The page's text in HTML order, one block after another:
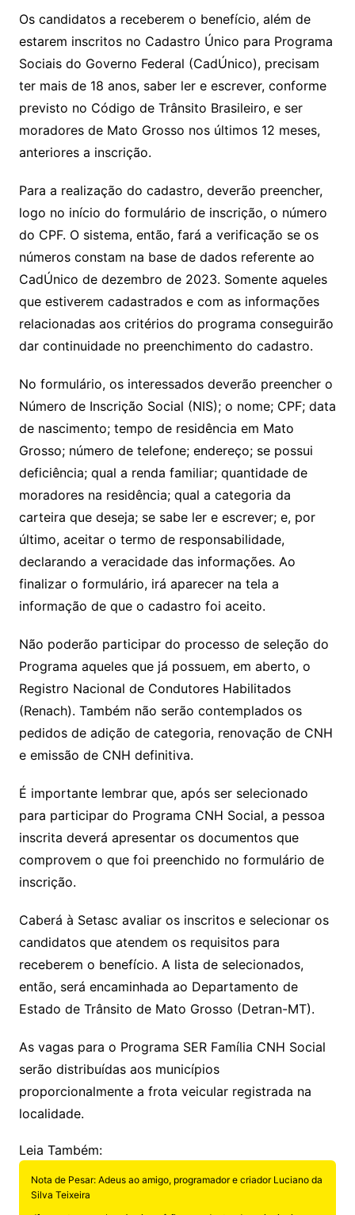
Os candidatos a receberem o benefício, além de
estarem inscritos no Cadastro Único para Programa
Sociais do Governo Federal (CadÚnico), precisam
ter mais de 18 anos, saber ler e escrever, conforme
previsto no Código de Trânsito Brasileiro, e ser
moradores de Mato Grosso nos últimos 12 meses,
anteriores a inscrição.
Para a realização do cadastro, deverão preencher,
logo no início do formulário de inscrição, o número
do CPF. O sistema, então, fará a verificação se os
números constam na base de dados referente ao
CadÚnico de dezembro de 2023. Somente aqueles
que estiverem cadastrados e com as informações
relacionadas aos critérios do programa conseguirão
dar continuidade no preenchimento do cadastro.
No formulário, os interessados deverão preencher o
Número de Inscrição Social (NIS); o nome; CPF; data
de nascimento; tempo de residência em Mato
Grosso; número de telefone; endereço; se possui
deficiência; qual a renda familiar; quantidade de
moradores na residência; qual a categoria da
carteira que deseja; se sabe ler e escrever; e, por
último, aceitar o termo de responsabilidade,
declarando a veracidade das informações. Ao
finalizar o formulário, irá aparecer na tela a
informação de que o cadastro foi aceito.
Não poderão participar do processo de seleção do
Programa aqueles que já possuem, em aberto, o
Registro Nacional de Condutores Habilitados
(Renach). Também não serão contemplados os
pedidos de adição de categoria, renovação de CNH
e emissão de CNH definitiva.
É importante lembrar que, após ser selecionado
para participar do Programa CNH Social, a pessoa
inscrita deverá apresentar os documentos que
comprovem o que foi preenchido no formulário de
inscrição.
Caberá à Setasc avaliar os inscritos e selecionar os
candidatos que atendem os requisitos para
receberem o benefício. A lista de selecionados,
então, será encaminhada ao Departamento de
Estado de Trânsito de Mato Grosso (Detran-MT).
As vagas para o Programa SER Família CNH Social
serão distribuídas aos municípios
proporcionalmente a frota veicular registrada na
localidade.
Leia Também:
Nota de Pesar: Adeus ao amigo, programador e criador Luciano da
Silva Teixeira